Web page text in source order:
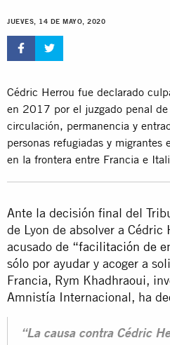
JUEVES, 14 DE MAYO, 2020
Cédric Herrou fue declarado
en 2017 por el juzgado penal
circulación, permanencia y
personas refugiadas y migrantes
en la frontera entre Francia e
Ante la decisión final del
de Lyon de absolver a
acusado de “facilitación de
sólo por ayudar y acoger a
Francia, Rym Khadhraoui,
Amnistía Internacional, ha
“La causa contra Cédric